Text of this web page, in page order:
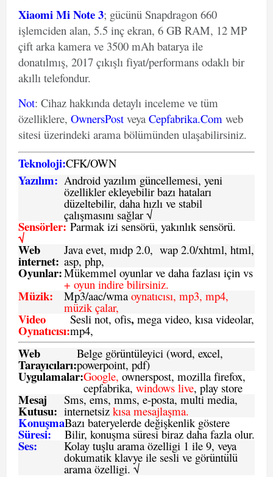
Xiaomi Mi Note 3; gücünü Snapdragon 660
işlemciden alan, 5.5 inç ekran, 6 GB RAM, 12 MP
çift arka kamera ve 3500 mAh batarya ile
donatılmış, 2017 çıkışlı fiyat/performans odaklı bir
akıllı telefondur.
Not: Cihaz hakkında detaylı inceleme ve tüm
özelliklere, OwnersPost veya Cepfabrika.Com web
sitesi üzerindeki arama bölümünden ulaşabilirsiniz.
Teknoloji:CFK/OWN
Yazılım: Android yazılım güncellemesi, yeni
özellikler ekleyebilir bazı hataları
düzeltebilir, daha hızlı ve stabil
çalışmasını sağlar √
Sensörler:
√
Parmak izi sensörü, yakınlık sensörü.
Web
internet:
Java evet, mıdp 2.0, wap 2.0/xhtml, html,
asp, php,
Oyunlar:Mükemmel oyunlar ve daha fazlası için vs
+ oyun indire bilirsiniz.
Müzik: Mp3/aac/wmaoynatıcısı, mp3, mp4,
müzik çalar,
Video
Oynatıcısı:
Sesli not, ofis, mega video, kısa videolar,
mp4,
Web
Tarayıcıları:
Belge görüntüleyici (word, excel,
powerpoint, pdf)
Uygulamalar:Google, ownerspost, mozilla firefox,
cepfabrika, windows live, play store
Mesaj
Kutusu:
Sms, ems, mms, e-posta, multi media,
internetsiz kısa mesajlaşma.
Konuşma
Süresi:
Bazı bateryelerde değişkenlik göstere
Bilir, konuşma süresi biraz daha fazla olur.
Ses: Kolay tuşlu arama özelligi 1 ile 9, veya
dokumatik klavye ile sesli ve görüntülü
arama özelligi. √